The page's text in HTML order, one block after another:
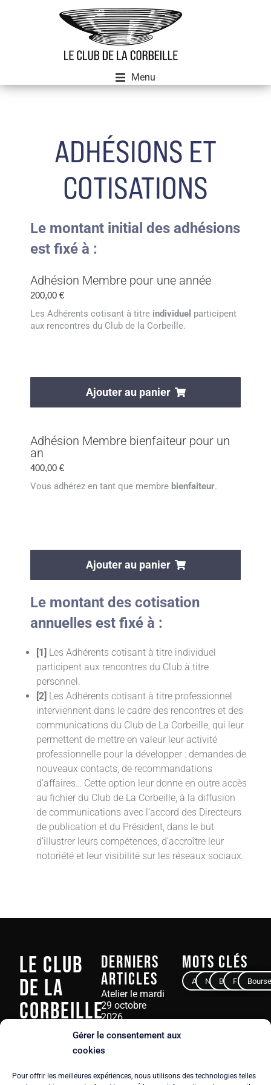
Gérer le consentement aux
cookies
Pour offrir les meilleures expériences, nous utilisons des technologies telles
Menu
ADHÉSIONS ET
COTISATIONS
Le montant initial des adhésions
est fixé à :
Adhésion Membre pour une année
200,00 €
Les Adhérents cotisant à titre individuel participent
aux rencontres du Club de la Corbeille.
Ajouter au panier
Adhésion Membre bienfaiteur pour un
an
400,00 €
Vous adhérez en tant que membre bienfaiteur.
Ajouter au panier
Le montant des cotisation
annuelles est fixé à :
[1] Les Adhérents cotisant à titre individuel
participent aux rencontres du Club à titre
personnel.
[2] Les Adhérents cotisant à titre professionnel
interviennent dans le cadre des rencontres et des
communications du Club de La Corbeille, qui leur
permettent de mettre en valeur leur activité
professionnelle pour la développer : demandes de
nouveaux contacts, de recommandations
d’affaires… Cette option leur donne en outre accès
au fichier du Club de La Corbeille, à la diffusion
de communications avec l’accord des Directeurs
de publication et du Président, dans le but
d’illustrer leurs compétences, d’accroître leur
notoriété et leur visibilité sur les réseaux sociaux.
Le Club
de La
Corbeille
3, rue Ampère
Tél.+33 6 61 92
Derniers
articles
Atelier le mardi
29 octobre
2026
23 juin 2026
mardi 16 juin
Mots clés
AvocatNotaireBanqueFinance